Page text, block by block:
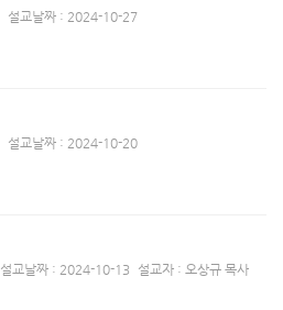
설교날짜 : 2024-10-27
설교날짜 : 2024-10-20
설교날짜 : 2024-10-13 설교자 : 오상규 목사